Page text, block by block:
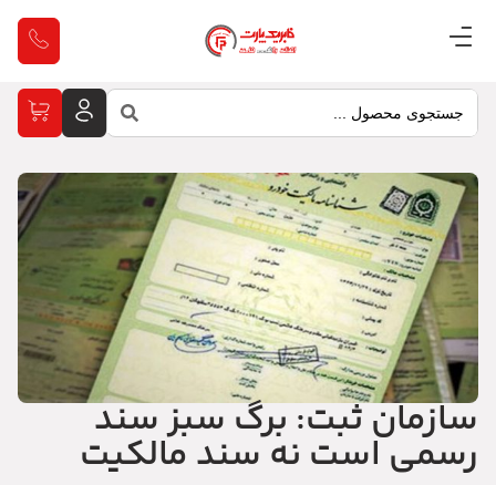
سازمان ثبت: برگ سبز سند
رسمی است نه سند مالکیت